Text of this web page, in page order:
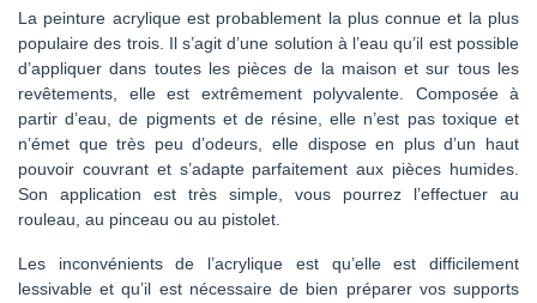
La peinture acrylique est probablement la plus connue et la plus
populaire des trois. Il s’agit d’une solution à l’eau qu’il est possible
d’appliquer dans toutes les pièces de la maison et sur tous les
revêtements, elle est extrêmement polyvalente. Composée à
partir d’eau, de pigments et de résine, elle n’est pas toxique et
n’émet que très peu d’odeurs, elle dispose en plus d’un haut
pouvoir couvrant et s’adapte parfaitement aux pièces humides.
Son application est très simple, vous pourrez l’effectuer au
rouleau, au pinceau ou au pistolet.
Les inconvénients de l’acrylique est qu’elle est difficilement
lessivable et qu’il est nécessaire de bien préparer vos supports